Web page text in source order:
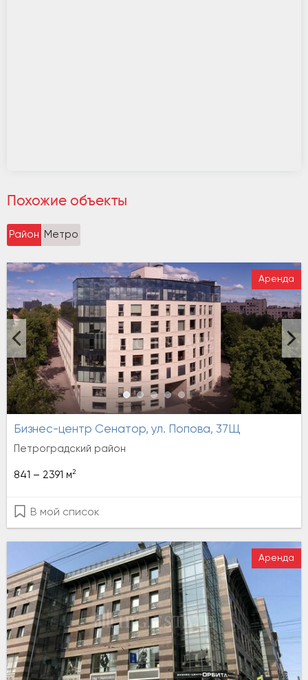
Похожие объекты
Район Метро
Аренда
Бизнес-центр Сенатор, ул. Попова, 37Щ
Петроградский район
841 – 2391 м2
В мой список
Аренда